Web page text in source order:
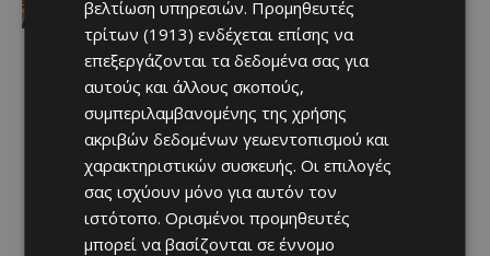
βελτίωση υπηρεσιών. Προμηθευτές
τρίτων (1913) ενδέχεται επίσης να
επεξεργάζονται τα δεδομένα σας για
αυτούς και άλλους σκοπούς,
συμπεριλαμβανομένης της χρήσης
ακριβών δεδομένων γεωεντοπισμού και
χαρακτηριστικών συσκευής. Οι επιλογές
σας ισχύουν μόνο για αυτόν τον
ιστότοπο. Ορισμένοι προμηθευτές
μπορεί να βασίζονται σε έννομο